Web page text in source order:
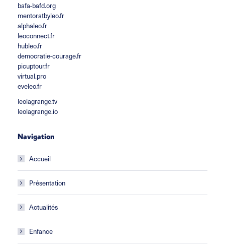
bafa-bafd.org
mentoratbyleo.fr
alphaleo.fr
leoconnect.fr
hubleo.fr
democratie-courage.fr
picuptour.fr
virtual.pro
eveleo.fr
leolagrange.tv
leolagrange.io
Navigation
Accueil
Présentation
Actualités
Enfance